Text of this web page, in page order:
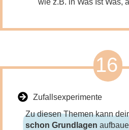
16
Zufallsexperimente
Zu diesen Themen kann
schon Grundlagen